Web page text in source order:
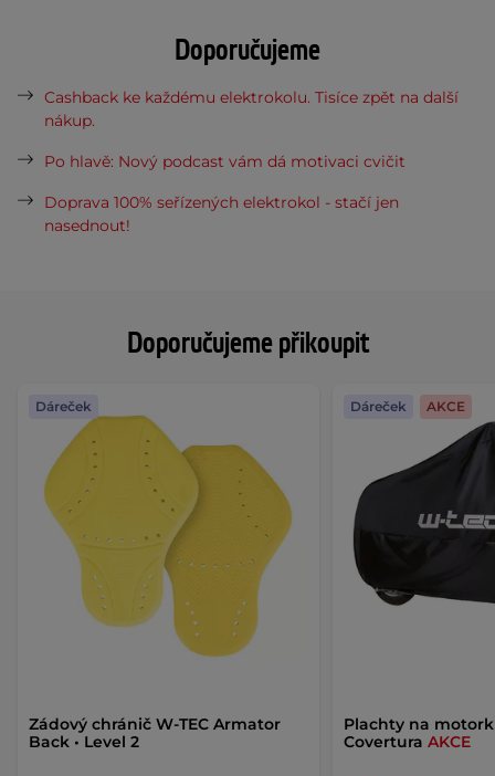
Doporučujeme přikoupit
Zádový chránič W-TEC Armator
Back • Level 2
Dáreček
Plachty na
CoverturaAKCE
Dáreček AKCE
Doporučujeme
Cashback ke každému elektrokolu. Tisíce zpět na další
nákup.
Po hlavě: Nový podcast vám dá motivaci cvičit
Doprava 100% seřízených elektrokol - stačí jen
nasednout!